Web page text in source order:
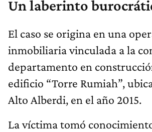
Un laberinto
El caso se origina en una
inmobiliaria vinculada a la
departamento en
edificio “Torre Rumiah”,
Alto Alberdi, en el año 2015.
La víctima tomó